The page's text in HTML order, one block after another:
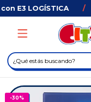
E3 LOGÍSTICA
-30%